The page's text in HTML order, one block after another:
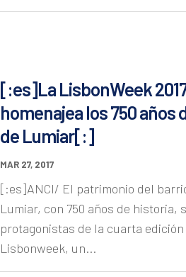
[:es]La LisbonWeek
homenajea los 750 años
de Lumiar[:]
MAR 27, 2017
[:es]ANCI/ El patrimonio del
Lumiar, con 750 años de historia,
protagonistas de la cuarta edición
Lisbonweek, un...